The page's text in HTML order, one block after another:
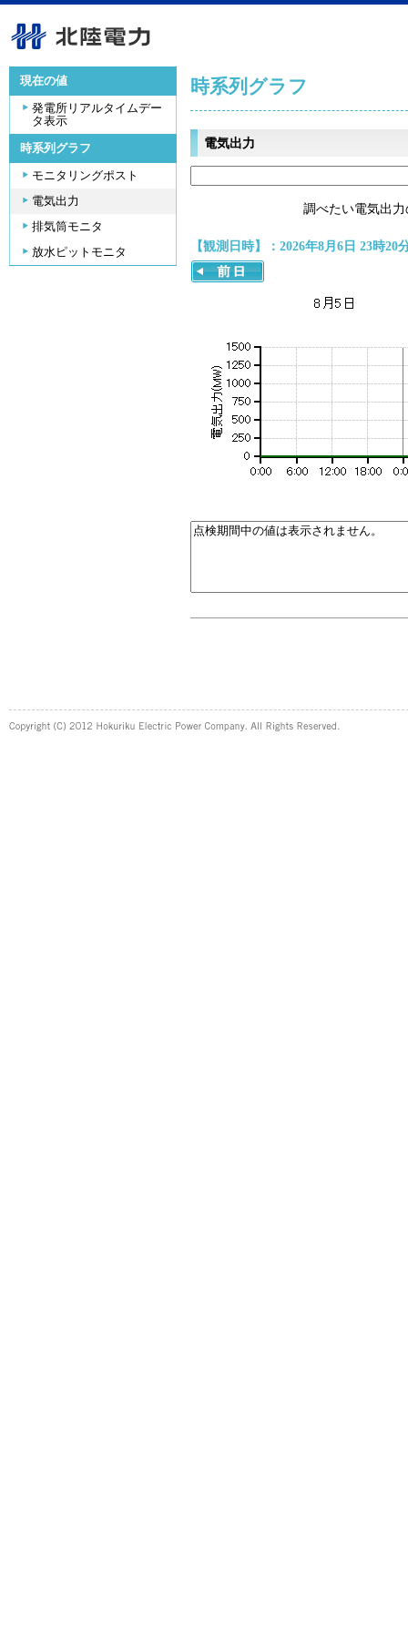
現在の値
発電所リアルタイムデー
タ表示
時系列グラフ
モニタリングポスト
電気出力
排気筒モニタ
放水ピットモニタ
時系列グラフ
電気出力
調べたい電気出
【観測日時】：2026年8月6日 23時20